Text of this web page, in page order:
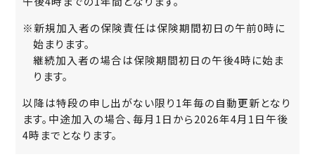
※新規加入者の保険責任は保険期間初日の午前0時に
始まります。
継続加入者の場合は保険期間初日の午後4時に始ま
ります。
以降は特段の申し出がない限り1年毎の自動更新となり
ます。中途加入の場合、毎月1日から2026年4月1日午後
4時までとなります。